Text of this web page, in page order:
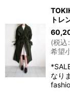
トレ
(税込:
希望
なり